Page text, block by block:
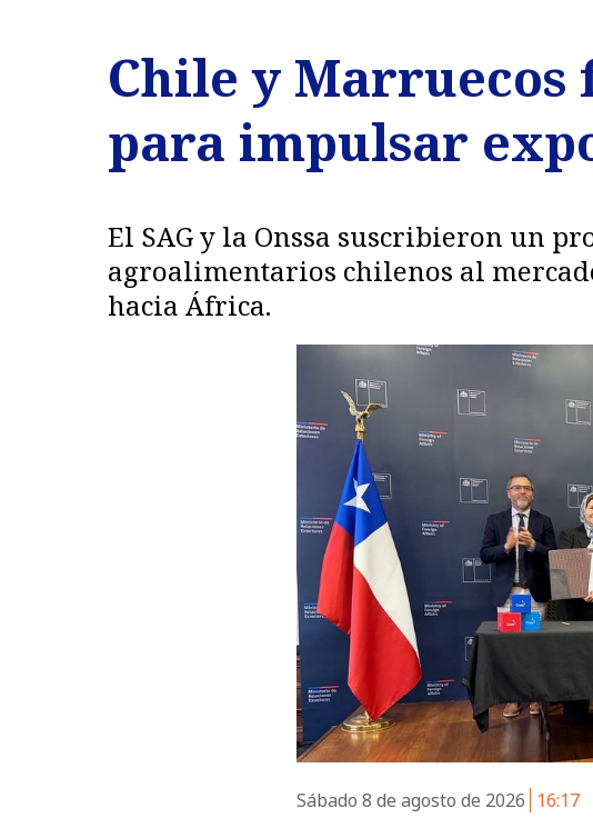
Chile y
para impulsar
El SAG y la Onssa suscribieron un
agroalimentarios chilenos al
hacia África.
Sábado 8 de agosto de 2026 16:17